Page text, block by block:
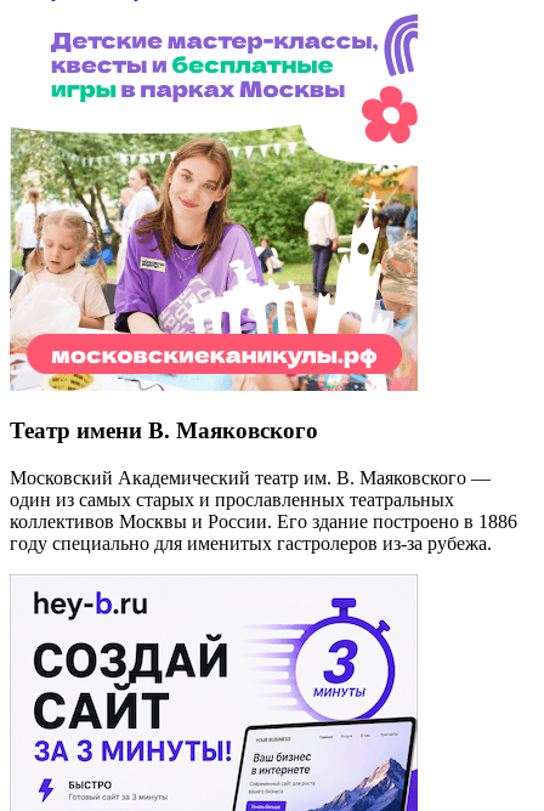
Театр имени В. Маяковского
Московский Академический театр им. В. Маяковского —
один из самых старых и прославленных театральных
коллективов Москвы и России. Его здание построено в 1886
году специально для именитых гастролеров из-за рубежа.